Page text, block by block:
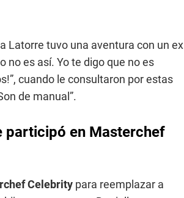
Latorre tuvo una aventura con un ex
no es así. Yo te digo que no es
cuando le consultaron por estas
de manual”.
participó en Masterchef
Celebrity para reemplazar a